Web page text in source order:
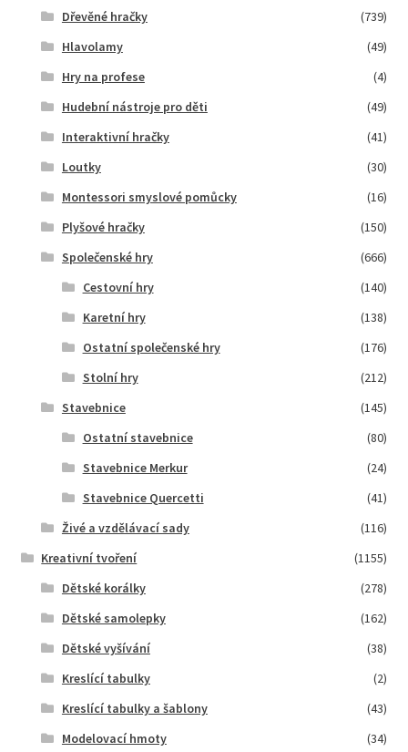
Dřevěné hračky
(739)
Hlavolamy
(49)
Hry na profese
(4)
Hudební nástroje pro děti
(49)
Interaktivní hračky
(41)
Loutky
(30)
Montessori smyslové pomůcky
(16)
Plyšové hračky
(150)
Společenské hry
(666)
Cestovní hry
(140)
Karetní hry
(138)
Ostatní společenské hry
(176)
Stolní hry
(212)
Stavebnice
(145)
Ostatní stavebnice
(80)
Stavebnice Merkur
(24)
Stavebnice Quercetti
(41)
Živé a vzdělávací sady
(116)
Kreativní tvoření
(1155)
Dětské korálky
(278)
Dětské samolepky
(162)
Dětské vyšívání
(38)
Kreslící tabulky
(2)
Kreslící tabulky a šablony
(43)
Modelovací hmoty
(34)